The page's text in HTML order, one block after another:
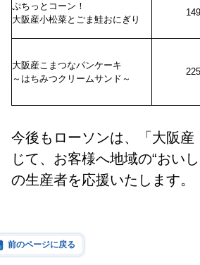
ぷちっとコーン！
大阪産小松菜とごま鮭おにぎり
大阪産こまつなパンケーキ
～はちみつクリームサンド～
今後もローソンは、「大阪
じて、お客様へ地域の“おい
の生産者を応援いたします。
前のページに戻る